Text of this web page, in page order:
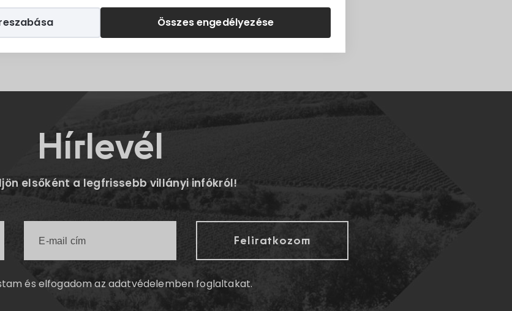
Összes engedélyezése
E-mail
Hírlevél
elsőként a legfrissebb villányi infókról!
és elfogadom azadatvédelemben foglaltakat.